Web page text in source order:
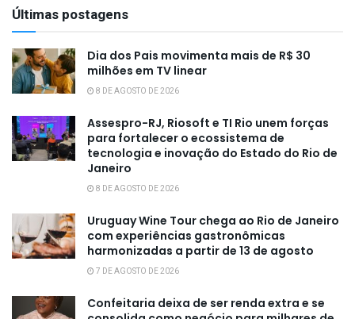
Últimas postagens
Dia dos Pais movimenta mais de R$ 30
milhões em TV linear
8 DE AGOSTO DE 2026
Assespro-RJ, Riosoft e TI Rio unem forças
para fortalecer o ecossistema de
tecnologia e inovação do Estado do Rio de
Janeiro
8 DE AGOSTO DE 2026
Uruguay Wine Tour chega ao Rio de Janeiro
com experiências gastronômicas
harmonizadas a partir de 13 de agosto
7 DE AGOSTO DE 2026
Confeitaria deixa de ser renda extra e se